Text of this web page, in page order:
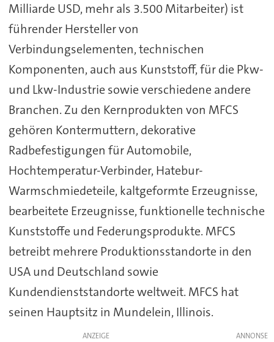
Milliarde USD, mehr als 3.500 Mitarbeiter) ist
führender Hersteller von
Verbindungselementen, technischen
Komponenten, auch aus Kunststoff, für die Pkw-
und Lkw-Industrie sowie verschiedene andere
Branchen. Zu den Kernprodukten von MFCS
gehören Kontermuttern, dekorative
Radbefestigungen für Automobile,
Hochtemperatur-Verbinder, Hatebur-
Warmschmiedeteile, kaltgeformte Erzeugnisse,
bearbeitete Erzeugnisse, funktionelle technische
Kunststoffe und Federungsprodukte. MFCS
betreibt mehrere Produktionsstandorte in den
USA und Deutschland sowie
Kundendienststandorte weltweit. MFCS hat
seinen Hauptsitz in Mundelein, Illinois.
ANZEIGE